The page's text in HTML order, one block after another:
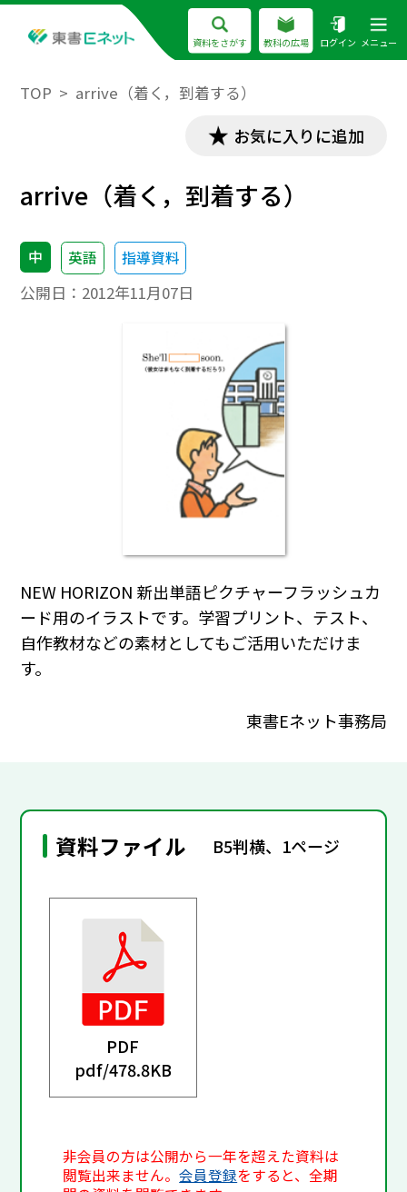
資料をさがす 教科の広場 ログイン メニュー
TOP arrive（着く，到着する）
お気に入りに追加
arrive（着く，到着する）
中 英語 指導資料
公開日： 2012年11月07日
NEW HORIZON 新出単語ピクチャーフラッシュカ
ード用のイラストです。学習プリント、テスト、
自作教材などの素材としてもご活用いただけま
す。
東書Eネット事務局
資料ファイル B5判横、1ページ
PDF
pdf/478.8KB
非会員の方は公開から一年を超えた資料は
閲覧出来ません。会員登録をすると、全期